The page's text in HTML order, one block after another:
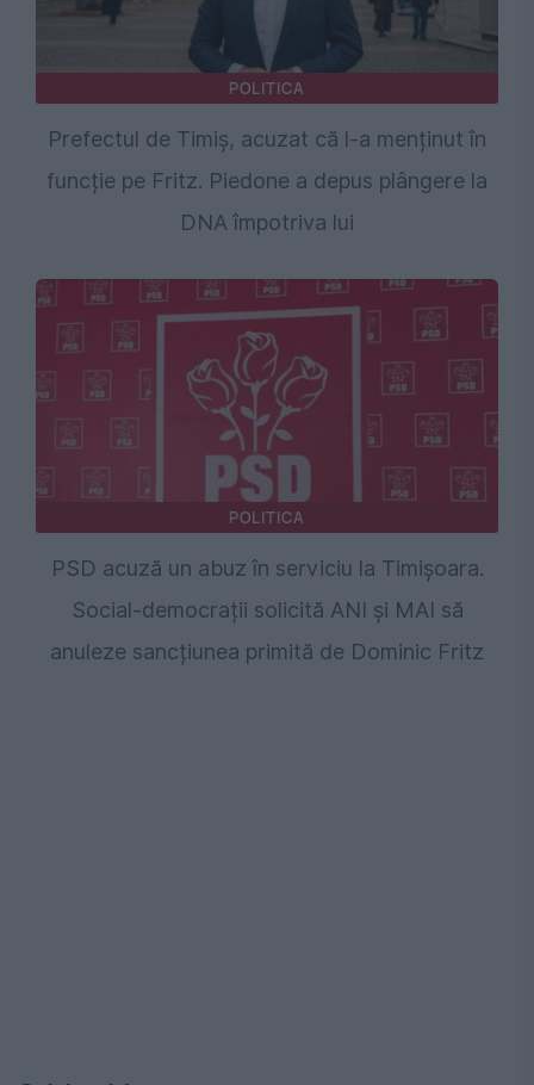
POLITICA
Prefectul de Timiș, acuzat că l-a menținut în
funcție pe Fritz. Piedone a depus plângere la
DNA împotriva lui
POLITICA
PSD acuză un abuz în serviciu la Timișoara.
Social-democrații solicită ANI și MAI să
anuleze sancțiunea primită de Dominic Fritz